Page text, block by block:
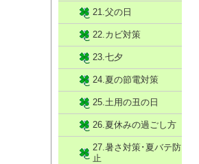
21.父の日
22.カビ対策
23.七夕
24.夏の節電対策
25.土用の丑の日
26.夏休みの過ごし方
27.暑さ対策･夏バテ防
止